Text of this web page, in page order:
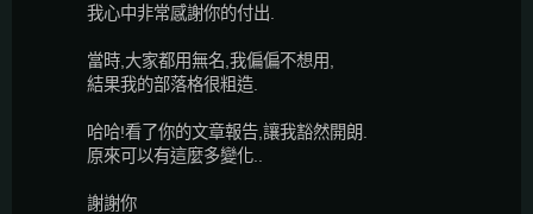
我心中非常感謝你的付出.
當時,大家都用無名,我偏偏不想用,
結果我的部落格很粗造.
哈哈!看了你的文章報告,讓我豁然開朗.
原來可以有這麼多變化..
謝謝你